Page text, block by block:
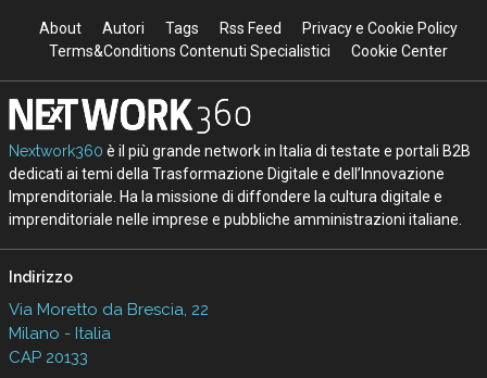
About Autori Tags Rss Feed
Privacy e Cookie Policy
Terms&Conditions Contenuti Specialistici
Cookie Center
Nextwork360 è il più grande network in Italia di testate e portali B2B
dedicati ai temi della Trasformazione Digitale e dell’Innovazione
Imprenditoriale. Ha la missione di diffondere la cultura digitale e
imprenditoriale nelle imprese e pubbliche amministrazioni italiane.
Indirizzo
Via Moretto da Brescia, 22
Milano - Italia
CAP 20133